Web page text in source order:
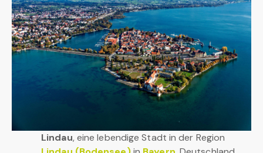
Lindau, eine lebendige Stadt in der Region